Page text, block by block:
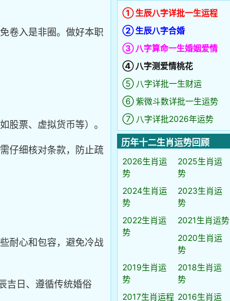
卷入是非圈。做好本职
股票、虚拟货币等）。
仔细核对条款，防止疏
耐心和包容，避免冷战
吉日、遵循传统婚俗
① 生辰八字详批一生运程
② 生辰八字合婚
③ 八字算命一生婚姻爱情
④ 八字测爱情桃花
⑤ 八字详批一生财运
⑥ 紫微斗数详批一生运势
⑦ 八字详批2026年运势
历年十二生肖运势回顾
2026生肖运
势
2025生肖运
势
2024生肖运
势
2023生肖运
势
2022生肖运
势
2021生肖运势
2020生肖运
势
2019生肖运
势
2018生肖运
势
2017生肖运程 2016生肖运